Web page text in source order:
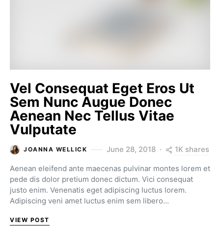
Vel Consequat Eget Eros Ut
Sem Nunc Augue Donec
Aenean Nec Tellus Vitae
Vulputate
JOANNA WELLICK June 28, 2018 1K shares
Aenean eleifend ante maecenas pulvinar montes lorem et
pede dis dolor pretium donec dictum. Vici consequat
justo enim. Venenatis eget adipiscing luctus lorem.
Adipiscing veni amet luctus enim sem libero…
VIEW POST